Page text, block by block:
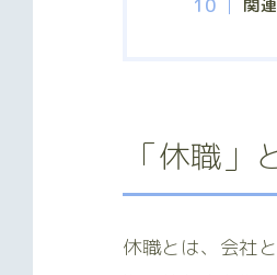
関
「休職」
休職とは、会社